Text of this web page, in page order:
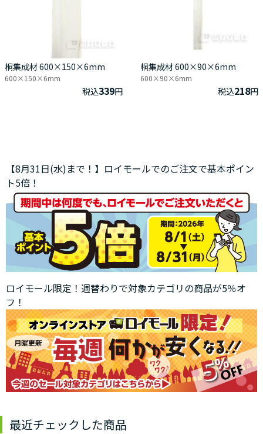
桐集成材 600×150×6mm
600×150×6mm
税込339円
桐集成材 600×90×6mm
600×90×6mm
税込218円
【8月31日(水)まで！】ロイモールでのご注文で基本ポイン
ト5倍！
ロイモール限定！週替わりで対象カテゴリの商品が5％オ
フ！
最近チェックした商品